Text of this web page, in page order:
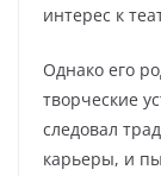
интерес к
Однако его
творческие
следовал
карьеры, и